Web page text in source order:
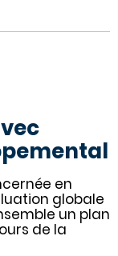
en
globale
un plan
de la